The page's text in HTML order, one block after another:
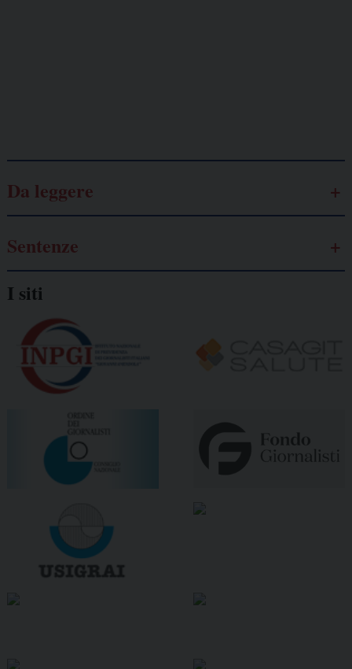
Da leggere
Sentenze
I siti